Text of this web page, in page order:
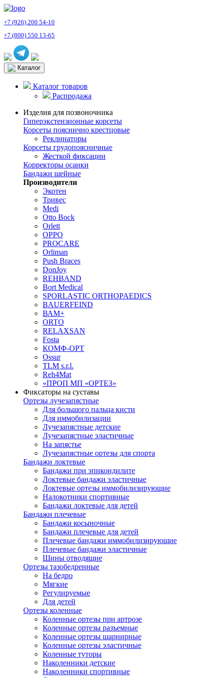
+7 (926) 200 54-10
+7 (800) 550 13-65
Каталог
Каталог товаров
Распродажа
Изделия для позвоночника
Гиперэкстензионные корсеты
Корсеты пояснично крестцовые
Реклинаторы
Корсеты грудопоясничные
Жесткой фиксации
Корректоры осанки
Бандажи шейные
Производители
Экотен
Тривес
Medi
Otto Bock
Orlett
OPPO
PROCARE
Orliman
Push Braces
DonJoy
REHBAND
Bort Medical
SPORLASTIC ORTHOPAEDICS
BAUERFEIND
ВАМ+
ORTO
RELAXSAN
Fosta
КОМФ-ОРТ
Ossur
TLM s.r.l.
Reh4Mat
«ПРОП МП «ОРТЕЗ»
Фиксаторы на суставы
Ортезы лучезапястные
Для большого пальца кисти
Для иммобилизации
Лучезапястные детские
Лучезапястные эластичные
На запястье
Лучезапястные ортезы для спорта
Бандажи локтевые
Бандажи при эпикондилите
Локтевые бандажи эластичные
Локтевые ортезы иммобилизирующие
Налокотники спортивные
Бандажи локтевые для детей
Бандажи плечевые
Бандажи косыночные
Бандажи плечевые для детей
Плечевые бандажи иммобилизирующие
Плечевые бандажи эластичные
Шины отводящие
Ортезы тазобедренные
На бедро
Мягкие
Регулируемые
Для детей
Ортезы коленные
Коленные ортезы при артрозе
Коленные ортезы разъемные
Коленные ортезы шарнирные
Коленные ортезы эластичные
Коленные туторы
Наколенники детские
Наколенники спортивные